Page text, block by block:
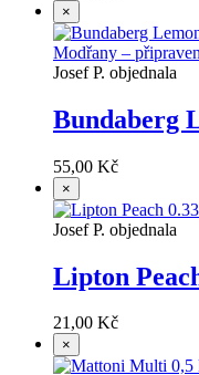
×
Josef P. objednala
Bundaberg
55,00 Kč
×
Josef P. objednala
Lipton
21,00 Kč
×